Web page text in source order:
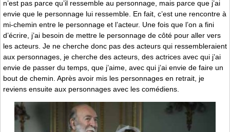
n’est pas parce qu’il ressemble au personnage, mais parce que j’ai
envie que le personnage lui ressemble. En fait, c’est une rencontre à
mi-chemin entre le personnage et l’acteur. Une fois que l’on a fini
d’écrire, j’ai besoin de mettre le personnage de côté pour aller vers
les acteurs. Je ne cherche donc pas des acteurs qui ressembleraient
aux personnages, je cherche des acteurs, des actrices avec qui j’ai
envie de passer du temps, que j’aime, avec qui j’ai envie de faire un
bout de chemin. Après avoir mis les personnages en retrait, je
reviens ensuite aux personnages avec les comédiens.